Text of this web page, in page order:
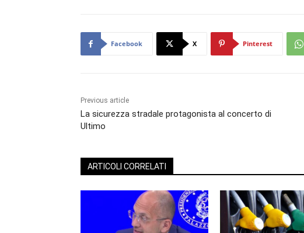
Facebook X Pinterest
Previous article
La sicurezza stradale protagonista al concerto di
Ultimo
ARTICOLI CORRELATI